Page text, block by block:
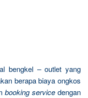
bengkel – outlet yang
berapa biaya ongkos
booking service dengan